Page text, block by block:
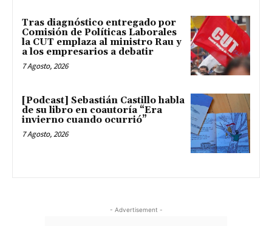
Tras diagnóstico entregado por
Comisión de Políticas Laborales
la CUT emplaza al ministro Rau y
a los empresarios a debatir
7 Agosto, 2026
[Podcast] Sebastián Castillo habla
de su libro en coautoría “Era
invierno cuando ocurrió”
7 Agosto, 2026
- Advertisement -